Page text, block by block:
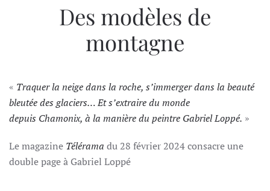
Des modèles de
montagne
« Traquer la neige dans la roche, s’immerger dans la beauté
bleutée des glaciers… Et s’extraire du monde
depuis Chamonix, à la manière du peintre Gabriel Loppé. »
Le magazine Télérama du 28 février 2024 consacre une
double page à Gabriel Loppé